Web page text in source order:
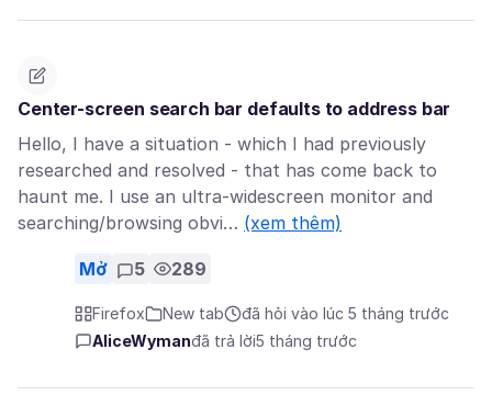
Center-screen search bar defaults to address bar
Hello, I have a situation - which I had previously
researched and resolved - that has come back to
haunt me. I use an ultra-widescreen monitor and
searching/browsing obvi… (xem thêm)
Mở 5 289
Firefox New tab
đã hỏi vào lúc 5 tháng trước
AliceWymanđã trả lời5 tháng trước